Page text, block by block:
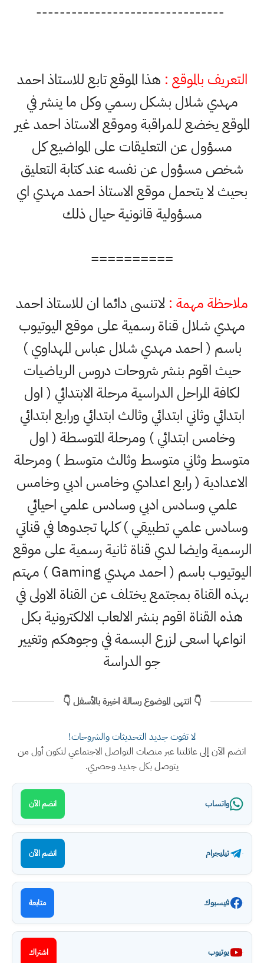
--------------------------------
التعريف بالموقع : هذا الموقع تابع للاستاذ احمد
مهدي شلال بشكل رسمي وكل ما ينشر في
الموقع يخضع للمراقبة وموقع الاستاذ احمد غير
مسؤول عن التعليقات على المواضيع كل
شخص مسؤول عن نفسه عند كتابة التعليق
بحيث لا يتحمل موقع الاستاذ احمد مهدي اي
مسؤولية قانونية حيال ذلك
==========
ملاحظة مهمة : لاتنسى دائما ان للاستاذ احمد
مهدي شلال قناة رسمية على موقع اليوتيوب
باسم ( احمد مهدي شلال عباس المهداوي )
حيث اقوم بنشر شروحات دروس الرياضيات
لكافة المراحل الدراسية مرحلة الابتدائي ( اول
ابتدائي وثاني ابتدائي وثالث ابتدائي ورابع ابتدائي
وخامس ابتدائي ) ومرحلة المتوسطة ( اول
متوسط وثاني متوسط وثالث متوسط ) ومرحلة
الاعدادية ( رابع اعدادي وخامس ادبي وخامس
علمي وسادس ادبي وسادس علمي احيائي
وسادس علمي تطبيقي ) كلها تجدوها في قناتي
الرسمية وايضا لدي قناة ثانية رسمية على موقع
اليوتيوب باسم ( احمد مهدي Gaming ) مهتم
بهذه القناة بمجتمع يختلف عن القناة الاولى في
هذه القناة اقوم بنشر الالعاب الالكترونية بكل
انواعها اسعى لزرع البسمة في وجوهكم وتغيير
جو الدراسة
👇 انتهى الموضوع رسالة اخيرة بالأسفل 👇
لا تفوت جديد التحديثات والشروحات!
انضم الآن إلى عائلتنا عبر منصات التواصل الاجتماعي لتكون أول من
يتوصل بكل جديد وحصري.
واتساب انضم الآن
تيليجرام انضم الآن
فيسبوك متابعة
يوتيوب اشتراك